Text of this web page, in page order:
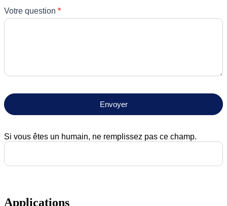
Votre question *
Envoyer
Si vous êtes un humain, ne remplissez pas ce champ.
Applications